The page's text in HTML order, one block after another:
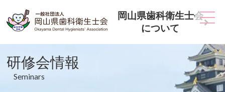
岡山県歯科衛生士会
について
研修会情報
Seminars